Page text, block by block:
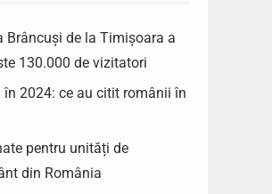
Brâncuși de la Timișoara a
130.000 de vizitatori
în 2024: ce au citit românii în
pentru unități de
din România